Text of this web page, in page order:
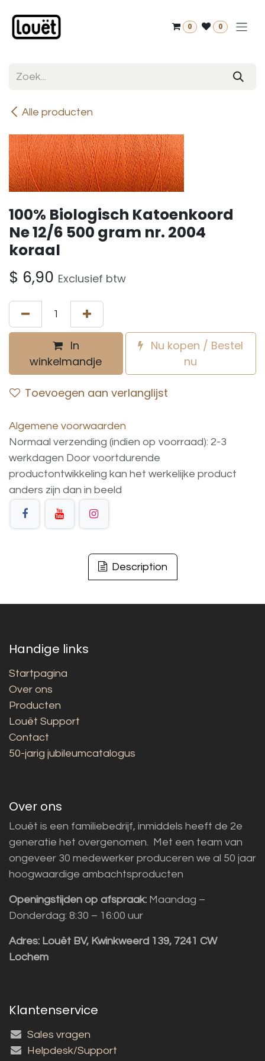
0 0
Alle producten
100% Biologisch Katoenkoord
Ne 12/6 500 gram nr. 2004
koraal
$ 6,90 Exclusief btw
In
winkelmandje
Nu kopen / Bestel
nu
Toevoegen aan verlanglijst
Algemene voorwaarden
Normaal verzending (indien op voorraad): 2-3
werkdagen Door voortdurende
productontwikkeling kan het werkelijke product
anders zijn dan in beeld
Description
Handige links
Startpagina
Over ons
Producten
Louët Support
Contact
50-jarig jubileumcatalogus
Over ons
Louët is een familiebedrijf, inmiddels heeft de 2e
generatie het overgenomen. Met een team van
ongeveer 30 medewerker produceren we al 50 jaar
hoogwaardige ambachtsproducten
Openingstijden op afspraak: Maandag –
Donderdag: 8:30 – 16:00 uur
Adres: Louët BV, Kwinkweerd 139, 7241 CW
Lochem
Klantenservice
Sales vragen
Helpdesk/Support